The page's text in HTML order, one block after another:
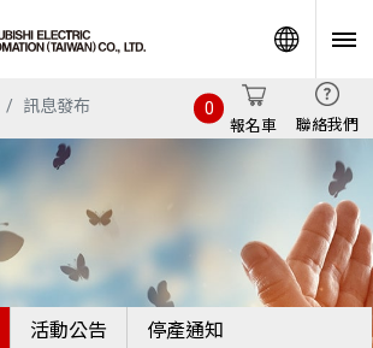
訊息發布
報名車
0
聯絡我們
活動公告 停產通知